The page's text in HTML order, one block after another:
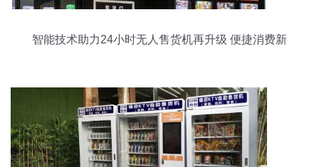
智能技术助力24小时无人售货机再升级 便捷消费新